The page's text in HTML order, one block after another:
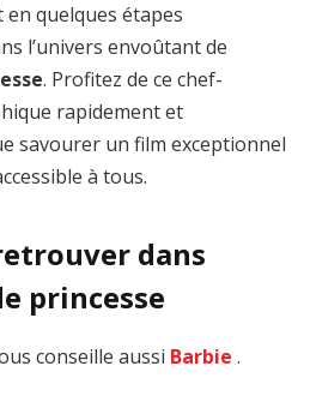
quelques étapes
l’univers envoûtant de
. Profitez de ce chef-
rapidement et
savourer un film exceptionnel
à tous.
dans
princesse
conseille aussi Barbie .